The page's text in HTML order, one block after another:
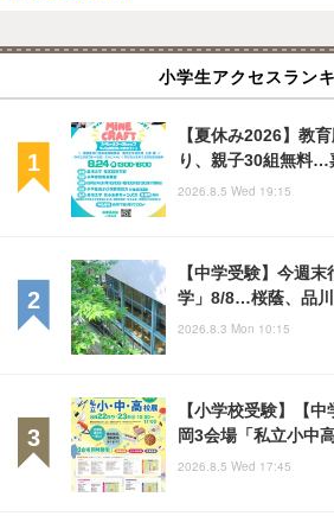
小学生アクセスラン
【夏休み2026】教
り、親子30組無料…
2026.8.5 Wed 19:15
【中学受験】今週
学」8/8…桜蔭、品
2026.8.3 Mon 10:15
【小学校受験】【
岡3会場「私立小中
2026.8.5 Wed 17:45